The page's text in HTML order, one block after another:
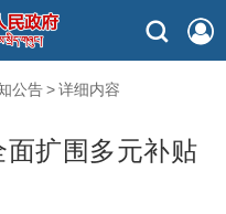
公告 > 详细内容
扩围多元补贴